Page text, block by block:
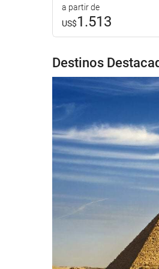
a partir de
US$1.513
Destinos